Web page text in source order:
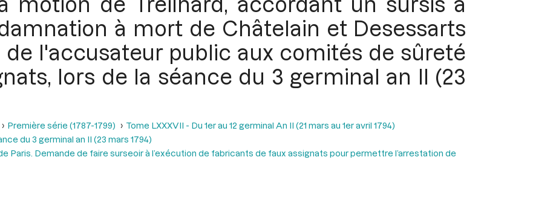
à mort de Châtelain et Desessarts
l'accusateur public aux comités de sûreté
lors de la séance du 3 germinal an II (23
Première série (1787-1799)
Tome LXXXVII - Du 1er au 12 germinal An II (21 mars au 1er avril 1794)
du 3 germinal an II (23 mars 1794)
Paris. Demande de faire surseoir à l’exécution de fabricants de faux assignats pour permettre l’arrestation de